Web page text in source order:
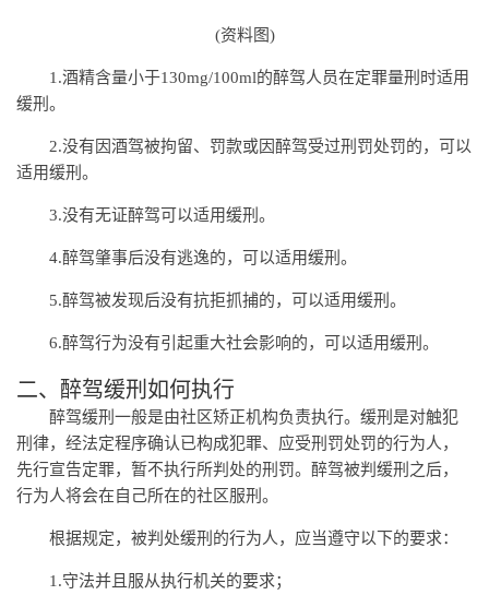
(资料图)
1.酒精含量小于130mg/100ml的醉驾人员在定罪量刑时适用
缓刑。
2.没有因酒驾被拘留、罚款或因醉驾受过刑罚处罚的，可以
适用缓刑。
3.没有无证醉驾可以适用缓刑。
4.醉驾肇事后没有逃逸的，可以适用缓刑。
5.醉驾被发现后没有抗拒抓捕的，可以适用缓刑。
6.醉驾行为没有引起重大社会影响的，可以适用缓刑。
二、醉驾缓刑如何执行
醉驾缓刑一般是由社区矫正机构负责执行。缓刑是对触犯
刑律，经法定程序确认已构成犯罪、应受刑罚处罚的行为人，
先行宣告定罪，暂不执行所判处的刑罚。醉驾被判缓刑之后，
行为人将会在自己所在的社区服刑。
根据规定，被判处缓刑的行为人，应当遵守以下的要求：
1.守法并且服从执行机关的要求；